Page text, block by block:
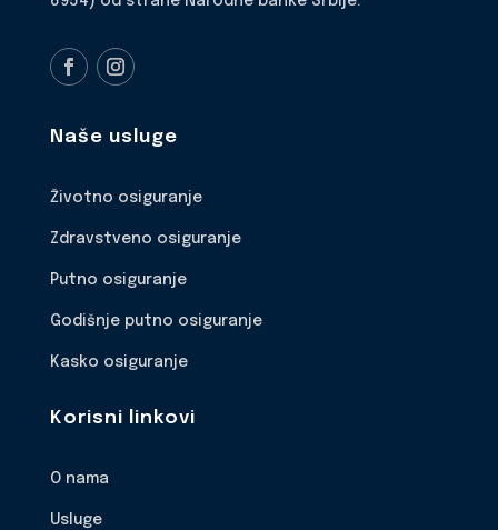
Naše usluge
Životno osiguranje
Zdravstveno osiguranje
Putno osiguranje
Godišnje putno osiguranje
Kasko osiguranje
Korisni linkovi
O nama
Usluge